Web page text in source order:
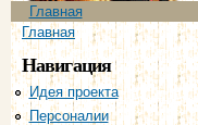
Главное меню
Главная
Вы здесь
Главная
Навигация
Идея проекта
Персоналии